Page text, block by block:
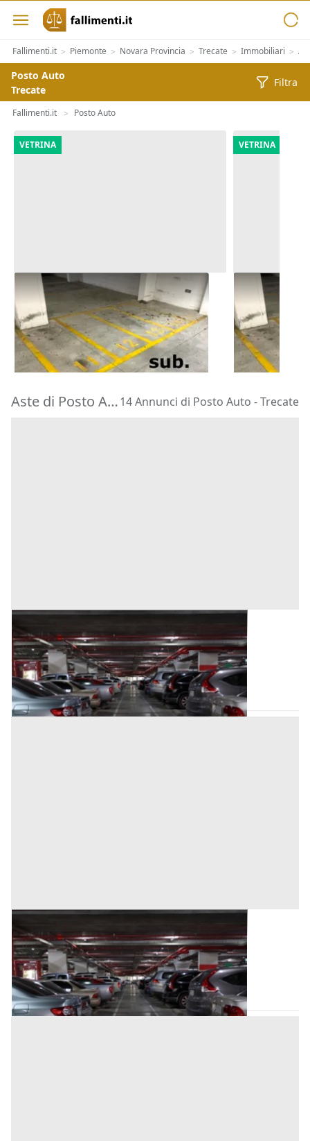
Fallimenti.it > Piemonte > Novara Provincia > Trecate > Immobiliari >
Posto Auto
Trecate
Filtra
Fallimenti.it > Posto Auto
VETRINA
Asta Posto moto (sub 222) in
autorimessa interrata
Bologna (Bologna)
1.487 €
23/09/2026
VETRINA
Asta Posto
Bologna
1.487 €
23/09/2026
Aste di Posto Auto Trecate14 Annunci di Posto Auto - Trecate
Trecate (Novara)
Base d'asta
3.750 €
Asta chiusa
Trecate (Novara)
Base d'asta
3.400 €
Asta chiusa